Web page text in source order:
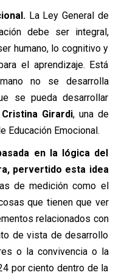
La Ley General de
debe ser integral,
humano, lo cognitivo y
el aprendizaje. Está
no se desarrolla
se pueda desarrollar
Cristina Girardi, una de
Educación Emocional.
en la lógica del
pervertido esta idea
de medición como el
que tienen que ver
relacionados con
de vista de desarrollo
o la convivencia o la
por ciento dentro de la